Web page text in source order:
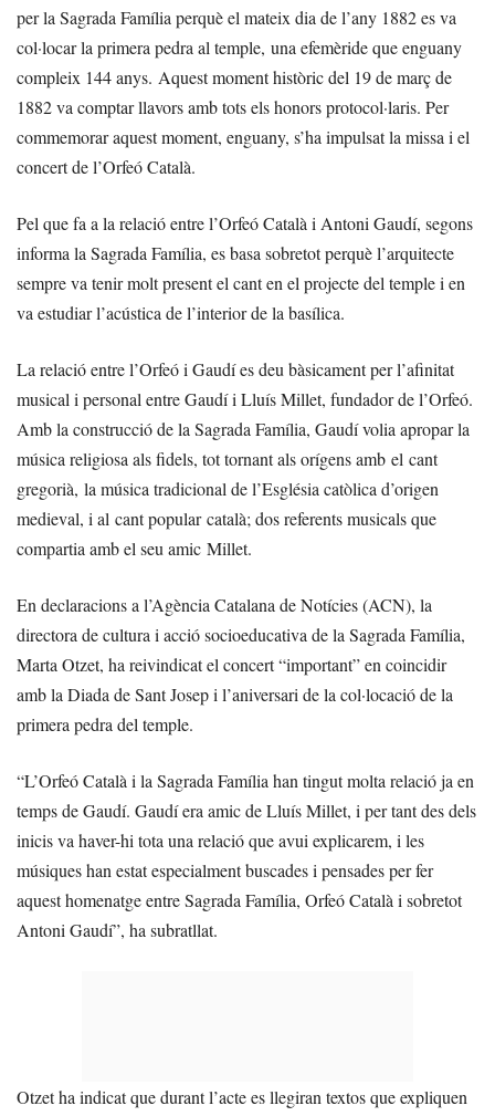
per la Sagrada Família perquè el mateix dia de l’any 1882 es va
col·locar la primera pedra al temple, una efemèride que enguany
compleix 144 anys. Aquest moment històric del 19 de març de
1882 va comptar llavors amb tots els honors protocol·laris. Per
commemorar aquest moment, enguany, s’ha impulsat la missa i el
concert de l’Orfeó Català.
Pel que fa a la relació entre l’Orfeó Català i Antoni Gaudí, segons
informa la Sagrada Família, es basa sobretot perquè l’arquitecte
sempre va tenir molt present el cant en el projecte del temple i en
va estudiar l’acústica de l’interior de la basílica.
La relació entre l’Orfeó i Gaudí es deu bàsicament per l’afinitat
musical i personal entre Gaudí i Lluís Millet, fundador de l’Orfeó.
Amb la construcció de la Sagrada Família, Gaudí volia apropar la
música religiosa als fidels, tot tornant als orígens amb el cant
gregorià, la música tradicional de l’Església catòlica d’origen
medieval, i al cant popular català; dos referents musicals que
compartia amb el seu amic Millet.
En declaracions a l’Agència Catalana de Notícies (ACN), la
directora de cultura i acció socioeducativa de la Sagrada Família,
Marta Otzet, ha reivindicat el concert “important” en coincidir
amb la Diada de Sant Josep i l’aniversari de la col·locació de la
primera pedra del temple.
“L’Orfeó Català i la Sagrada Família han tingut molta relació ja en
temps de Gaudí. Gaudí era amic de Lluís Millet, i per tant des dels
inicis va haver-hi tota una relació que avui explicarem, i les
músiques han estat especialment buscades i pensades per fer
aquest homenatge entre Sagrada Família, Orfeó Català i sobretot
Antoni Gaudí”, ha subratllat.
Otzet ha indicat que durant l’acte es llegiran textos que expliquen